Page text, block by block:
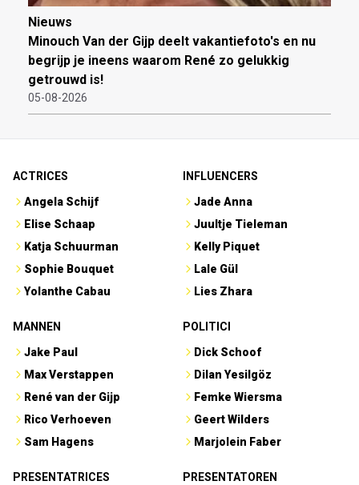
Nieuws
Minouch Van der Gijp deelt vakantiefoto's en nu
begrijp je ineens waarom René zo gelukkig
getrouwd is!
05-08-2026
ACTRICES
Angela Schijf
Elise Schaap
Katja Schuurman
Sophie Bouquet
Yolanthe Cabau
INFLUENCERS
Jade Anna
Juultje Tieleman
Kelly Piquet
Lale Gül
Lies Zhara
MANNEN
Jake Paul
Max Verstappen
René van der Gijp
Rico Verhoeven
Sam Hagens
POLITICI
Dick Schoof
Dilan Yesilgöz
Femke Wiersma
Geert Wilders
Marjolein Faber
PRESENTATRICES
PRESENTATOREN